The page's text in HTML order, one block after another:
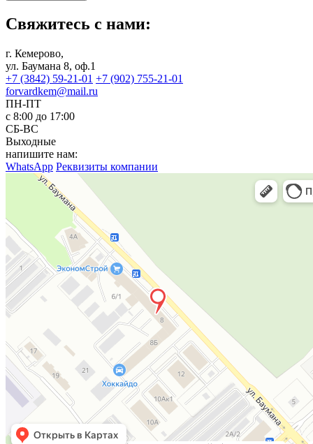
Свяжитесь с нами:
г. Кемерово,
ул. Баумана 8, оф.1
+7 (3842) 59-21-01 +7 (902) 755-21-01
forvardkem@mail.ru
ПН-ПТ
с 8:00 до 17:00
СБ-ВС
Выходные
напишите нам:
WhatsApp Реквизиты компании